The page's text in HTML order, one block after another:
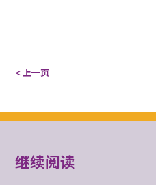
< 上一页
继续阅读